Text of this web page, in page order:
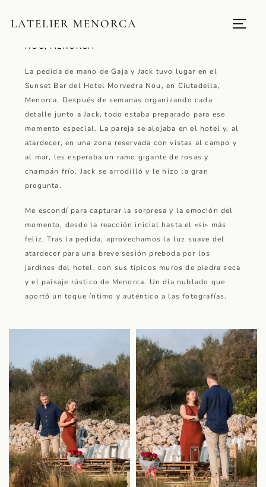
LATELIER MENORCA
GAJA & JACK
NOU, MENORCA
La pedida de mano de Gaja y Jack tuvo lugar en el
Sunset Bar del Hotel Morvedra Nou, en Ciutadella,
Menorca. Después de semanas organizando cada
detalle junto a Jack, todo estaba preparado para ese
momento especial. La pareja se alojaba en el hotel y, al
atardecer, en una zona reservada con vistas al campo y
al mar, les esperaba un ramo gigante de rosas y
champán frío. Jack se arrodilló y le hizo la gran
pregunta.
Me escondí para capturar la sorpresa y la emoción del
momento, desde la reacción inicial hasta el «sí» más
feliz. Tras la pedida, aprovechamos la luz suave del
atardecer para una breve sesión preboda por los
jardines del hotel, con sus típicos muros de piedra seca
y el paisaje rústico de Menorca. Un día nublado que
aportó un toque íntimo y auténtico a las fotografías.